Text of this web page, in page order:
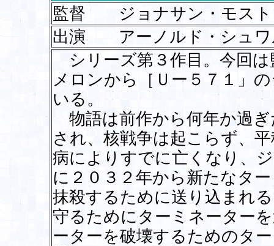
監督 ジョナサン・モスト
出演 アーノルド・シュワ
シリーズ第３作目。今回
メロンから［Ｕー５７１」
いる。
物語は前作から何年か過ぎ
され、核戦争は起こらず、
病によりすでに亡くなり、
に２０３２年から新たなタ
抹殺するために送り込まれ
守るためにターミネーター
ーターを破壊するためのタ